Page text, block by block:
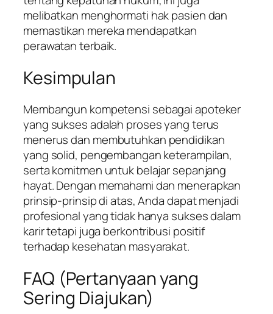
melibatkan menghormati hak pasien dan
memastikan mereka mendapatkan
perawatan terbaik.
Kesimpulan
Membangun kompetensi sebagai apoteker
yang sukses adalah proses yang terus
menerus dan membutuhkan pendidikan
yang solid, pengembangan keterampilan,
serta komitmen untuk belajar sepanjang
hayat. Dengan memahami dan menerapkan
prinsip-prinsip di atas, Anda dapat menjadi
profesional yang tidak hanya sukses dalam
karir tetapi juga berkontribusi positif
terhadap kesehatan masyarakat.
FAQ (Pertanyaan yang
Sering Diajukan)